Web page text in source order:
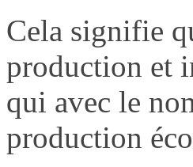
Cela signifie
production et
qui avec le
production